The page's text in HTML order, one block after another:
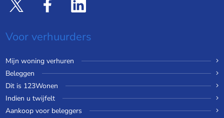
Voor verhuurders
Mijn woning verhuren
Beleggen
Dit is 123Wonen
Indien u twijfelt
Aankoop voor beleggers